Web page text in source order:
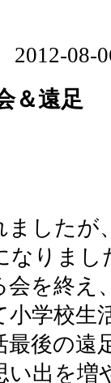
2012-08-
＆遠足
したが
なりまし
を終え
学校生
最後の遠
出を増